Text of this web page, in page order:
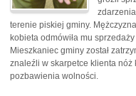
terenie piskiej gminy.
kobieta odmówiła mu
Mieszkaniec gminy został
znaleźli w skarpetce klienta nóż
pozbawienia wolności.